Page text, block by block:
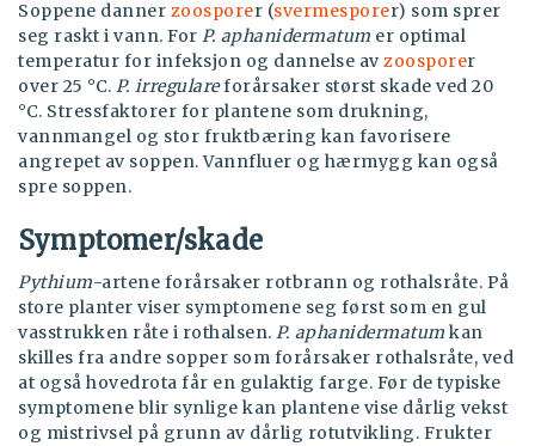
Soppene danner zoosporer (svermesporer) som sprer
seg raskt i vann. For P. aphanidermatum er optimal
temperatur for infeksjon og dannelse av zoosporer
over 25 °C. P. irregulareforårsaker størst skade ved 20
°C. Stressfaktorer for plantene som drukning,
vannmangel og stor fruktbæring kan favorisere
angrepet av soppen. Vannfluer og hærmygg kan også
spre soppen.
Symptomer/skade
Pythium-artene forårsaker rotbrann og rothalsråte. På
store planter viser symptomene seg først som en gul
vasstrukken råte i rothalsen. P. aphanidermatum kan
skilles fra andre sopper som forårsaker rothalsråte, ved
at også hovedrota får en gulaktig farge. Før de typiske
symptomene blir synlige kan plantene vise dårlig vekst
og mistrivsel på grunn av dårlig rotutvikling. Frukter